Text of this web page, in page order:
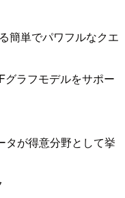
簡単でパワフルなクエ
ラフモデルをサポー
タが得意分野として挙